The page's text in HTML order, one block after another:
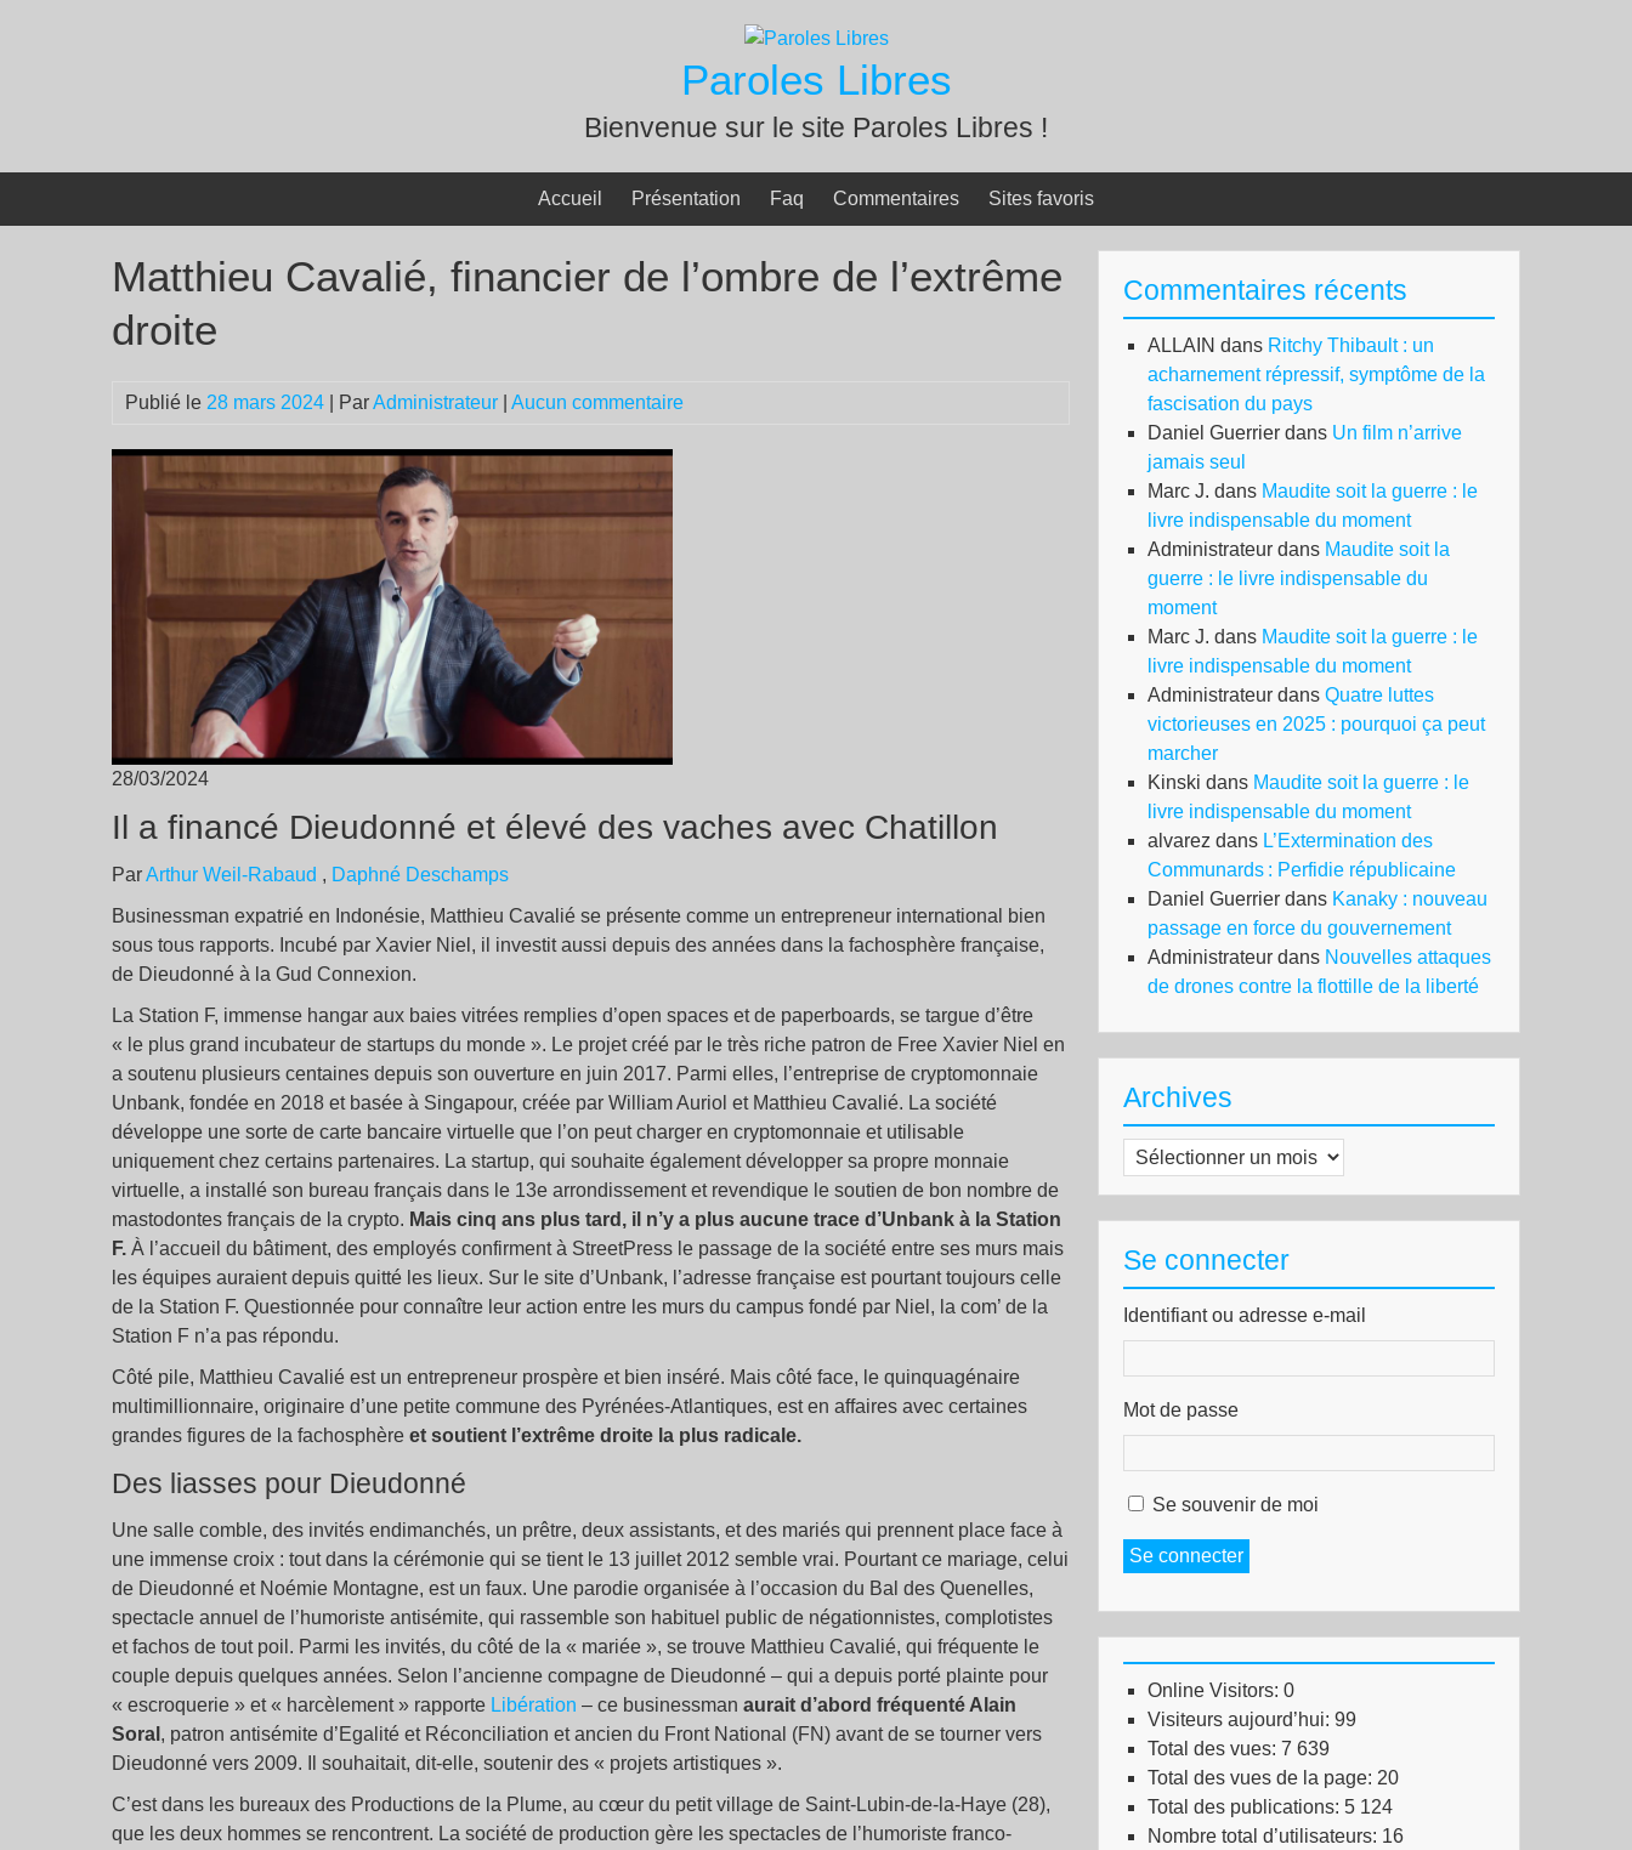
Paroles Libres
Bienvenue sur le site Paroles Libres !
Accueil Présentation Faq Commentaires Sites favoris
Matthieu Cavalié, financier de l’ombre de l’extrême
droite
Publié le 28 mars 2024 | ParAdministrateur Aucun commentaire
28/03/2024
Il a financé Dieudonné et élevé des vaches avec Chatillon
ParArthur Weil-Rabaud , Daphné Deschamps
Businessman expatrié en Indonésie, Matthieu Cavalié se présente comme un entrepreneur international bien
sous tous rapports. Incubé par Xavier Niel, il investit aussi depuis des années dans la fachosphère française,
de Dieudonné à la Gud Connexion.
La Station F, immense hangar aux baies vitrées remplies d’open spaces et de paperboards, se targue d’être
« le plus grand incubateur de startups du monde ». Le projet créé par le très riche patron de Free Xavier Niel en
a soutenu plusieurs centaines depuis son ouverture en juin 2017. Parmi elles, l’entreprise de cryptomonnaie
Unbank, fondée en 2018 et basée à Singapour, créée par William Auriol et Matthieu Cavalié. La société
développe une sorte de carte bancaire virtuelle que l’on peut charger en cryptomonnaie et utilisable
uniquement chez certains partenaires. La startup, qui souhaite également développer sa propre monnaie
virtuelle, a installé son bureau français dans le 13e arrondissement et revendique le soutien de bon nombre de
mastodontes français de la crypto. Mais cinq ans plus tard, il n’y a plus aucune trace d’Unbank à la Station
F. À l’accueil du bâtiment, des employés confirment à StreetPress le passage de la société entre ses murs mais
les équipes auraient depuis quitté les lieux. Sur le site d’Unbank, l’adresse française est pourtant toujours celle
de la Station F. Questionnée pour connaître leur action entre les murs du campus fondé par Niel, la com’ de la
Station F n’a pas répondu.
Côté pile, Matthieu Cavalié est un entrepreneur prospère et bien inséré. Mais côté face, le quinquagénaire
multimillionnaire, originaire d’une petite commune des Pyrénées-Atlantiques, est en affaires avec certaines
grandes figures de la fachosphère et soutient l’extrême droite la plus radicale.
Des liasses pour Dieudonné
Une salle comble, des invités endimanchés, un prêtre, deux assistants, et des mariés qui prennent place face à
une immense croix : tout dans la cérémonie qui se tient le 13 juillet 2012 semble vrai. Pourtant ce mariage, celui
de Dieudonné et Noémie Montagne, est un faux. Une parodie organisée à l’occasion du Bal des Quenelles,
spectacle annuel de l’humoriste antisémite, qui rassemble son habituel public de négationnistes, complotistes
et fachos de tout poil. Parmi les invités, du côté de la « mariée », se trouve Matthieu Cavalié, qui fréquente le
couple depuis quelques années. Selon l’ancienne compagne de Dieudonné – qui a depuis porté plainte pour
« escroquerie » et « harcèlement » rapporte Libération – ce businessman aurait d’abord fréquenté Alain
Soral , patron antisémite d’Egalité et Réconciliation et ancien du Front National (FN) avant de se tourner vers
Dieudonné vers 2009. Il souhaitait, dit-elle, soutenir des « projets artistiques ».
C’est dans les bureaux des Productions de la Plume, au cœur du petit village de Saint-Lubin-de-la-Haye (28),
que les deux hommes se rencontrent. La société de production gère les spectacles de l’humoriste franco-
Commentaires récents
ALLAIN dans Ritchy Thibault : un
acharnement répressif, symptôme de la
fascisation du pays
Daniel Guerrier dans Un film n’arrive
jamais seul
Marc J. dans Maudite soit la guerre : le
livre indispensable du moment
Administrateur dans Maudite soit la
guerre : le livre indispensable du
moment
Marc J. dans Maudite soit la guerre : le
livre indispensable du moment
Administrateur dans Quatre luttes
victorieuses en 2025 : pourquoi ça peut
marcher
Kinski dans Maudite soit la guerre : le
livre indispensable du moment
alvarez dans L’Extermination des
Communards : Perfidie républicaine
Daniel Guerrier dans Kanaky : nouveau
passage en force du gouvernement
Administrateur dans Nouvelles attaques
de drones contre la flottille de la liberté
Archives
Archives
Se connecter
Identifiant ou adresse e-mail
Mot de passe
Se souvenir de moi
Se connecter
Online Visitors: 0
Visiteurs aujourd’hui: 99
Total des vues: 7 639
Total des vues de la page: 20
Total des publications: 5 124
Nombre total d’utilisateurs: 16